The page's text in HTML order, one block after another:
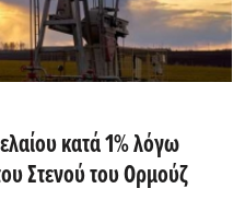
κατά 1% λόγω
Στενού του Ορμούζ